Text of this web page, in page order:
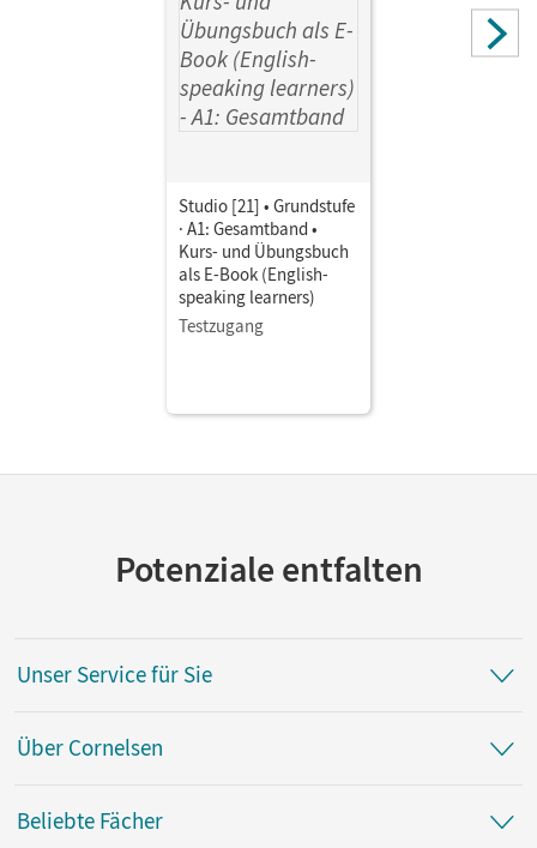
Studio [21] • Grundstufe
· A1: Gesamtband •
Kurs- und Übungsbuch
als E-Book (English-
speaking learners)
Testzugang
Potenziale entfalten
Unser Service für Sie
Über Cornelsen
Beliebte Fächer